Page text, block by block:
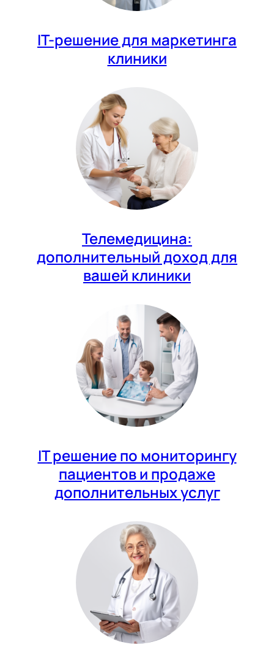
IT-решение для маркетинга
клиники
Телемедицина:
дополнительный доход для
вашей клиники
IT решение по мониторингу
пациентов и продаже
дополнительных услуг